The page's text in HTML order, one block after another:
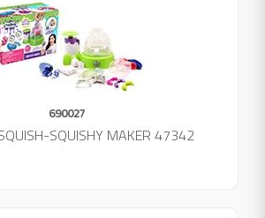
690027
SQUISHY MAKER 47342